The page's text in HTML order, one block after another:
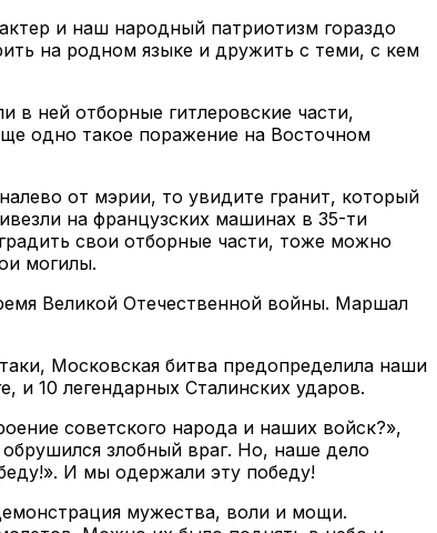
и наш народный патриотизм гораздо
на родном языке и дружить с теми, с кем
в ней отборные гитлеровские части,
одно такое поражение на Восточном
от мэрии, то увидите гранит, который
на французских машинах в 35-ти
свои отборные части, тоже можно
могилы.
Великой Отечественной войны. Маршал
Московская битва предопределила наши
и 10 легендарных Сталинских ударов.
советского народа и наших войск?»,
злобный враг. Но, наше дело
И мы одержали эту победу!
мужества, воли и мощи.